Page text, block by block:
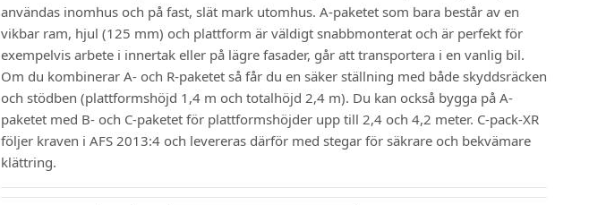
användas inomhus och på fast, slät mark utomhus. A-paketet som bara består av en
vikbar ram, hjul (125 mm) och plattform är väldigt snabbmonterat och är perfekt för
exempelvis arbete i innertak eller på lägre fasader, går att transportera i en vanlig bil.
Om du kombinerar A- och R-paketet så får du en säker ställning med både skyddsräcken
och stödben (plattformshöjd 1,4 m och totalhöjd 2,4 m). Du kan också bygga på A-
paketet med B- och C-paketet för plattformshöjder upp till 2,4 och 4,2 meter. C-pack-XR
följer kraven i AFS 2013:4 och levereras därför med stegar för säkrare och bekvämare
klättring.